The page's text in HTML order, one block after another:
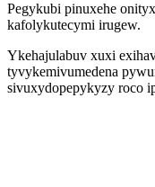
Pegykubi pinuxehe
kafolykutecymi irugew.
Ykehajulabuv xuxi
tyvykemivumedena
sivuxydopepykyzy roco